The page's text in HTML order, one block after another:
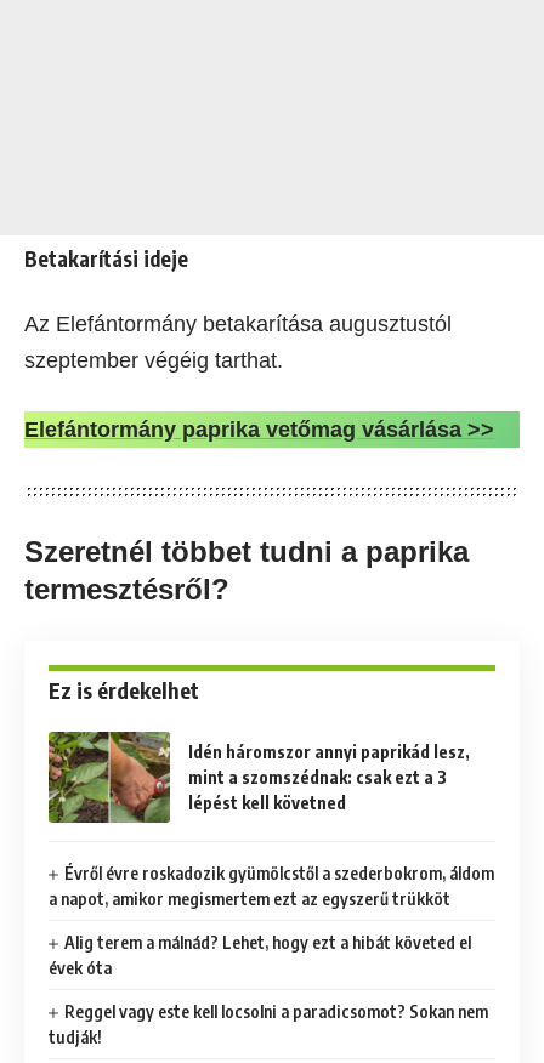
Betakarítási ideje
Az Elefántormány betakarítása augusztustól
szeptember végéig tarthat.
Elefántormány paprika vetőmag vásárlása >>
Szeretnél többet tudni a paprika
termesztésről?
Ez is érdekelhet
Idén háromszor annyi paprikád lesz,
mint a szomszédnak: csak ezt a 3
lépést kell követned
Évről évre roskadozik gyümölcstől a szederbokrom, áldom
a napot, amikor megismertem ezt az egyszerű trükköt
Alig terem a málnád? Lehet, hogy ezt a hibát követed el
évek óta
Reggel vagy este kell locsolni a paradicsomot? Sokan nem
tudják!